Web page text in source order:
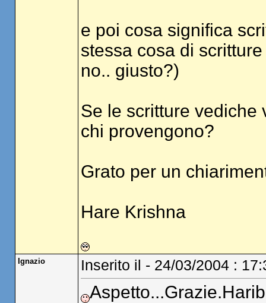
e poi cosa significa
stessa cosa di
no.. giusto?)
Se le scritture vediche
chi provengono?
Grato per un
Hare Krishna
Ignazio Inserito il - 24/03/2004 :